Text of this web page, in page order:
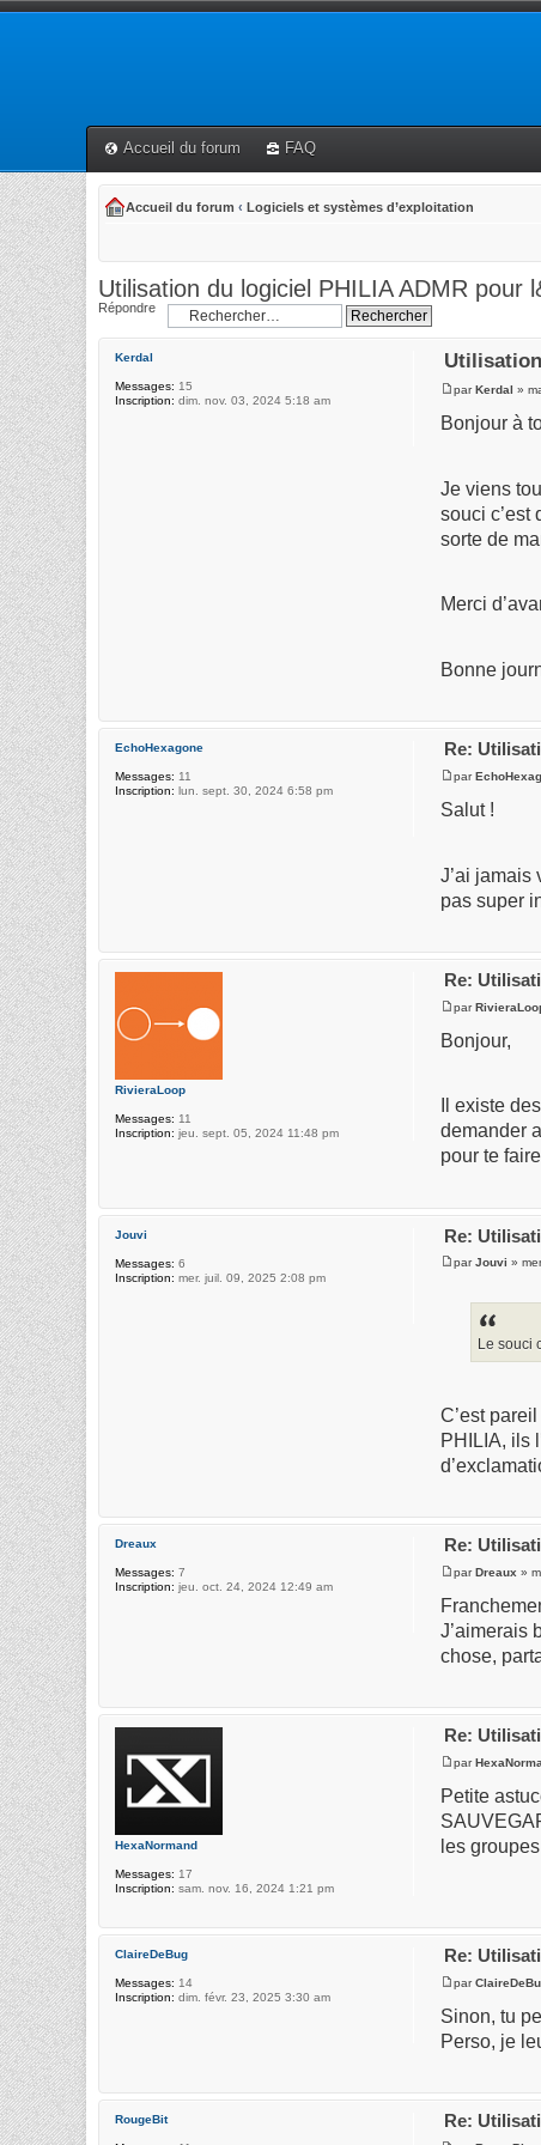
Accueil du forum FAQ
Accueil du forum ‹ Logiciels et systèmes d’exploitation
Utilisation du logiciel PHILIA ADMR pour
Répondre
parKerdal »
Bonjour à
Je viens
souci c’est
sorte de
Merci
Bonne
Kerdal
Messages: 15
Inscription: dim. nov. 03, 2024 5:18 am
Re:
par
Salut !
J’ai jamais
pas super
EchoHexagone
Messages: 11
Inscription: lun. sept. 30, 2024 6:58 pm
Re:
par
Bonjour,
Il existe
demander
pour te
RivieraLoop
Messages: 11
Inscription: jeu. sept. 05, 2024 11:48 pm
Re:
parJouvi »
Le souci
C’est
PHILIA, ils
Jouvi
Messages: 6
Inscription: mer. juil. 09, 2025 2:08 pm
Re:
parDreaux »
J’aimerais
chose,
Dreaux
Messages: 7
Inscription: jeu. oct. 24, 2024 12:49 am
Re:
par
Petite
les
HexaNormand
Messages: 17
Inscription: sam. nov. 16, 2024 1:21 pm
Re:
par
Sinon, tu
Perso, je
ClaireDeBug
Messages: 14
Inscription: dim. févr. 23, 2025 3:30 am
Re:
RougeBit